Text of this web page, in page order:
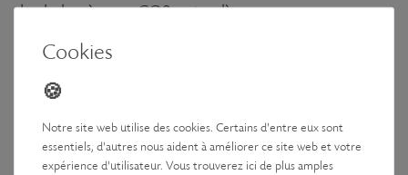
de chaleur) :
CO2 naturel)
Fil à coudre :
recyclable)
Cookies
Notre site web utilise des cookies. Certains d'entre eux sont
essentiels, d'autres nous aident à améliorer ce site web et votre
expérience d'utilisateur. Vous trouverez ici de plus amples